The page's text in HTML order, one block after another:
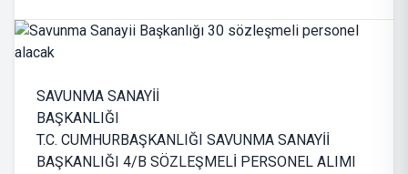
SAVUNMA SANAYİİ
BAŞKANLIĞI
T.C. CUMHURBAŞKANLIĞI SAVUNMA SANAYİİ
BAŞKANLIĞI 4/B SÖZLEŞMELİ PERSONEL ALIMI